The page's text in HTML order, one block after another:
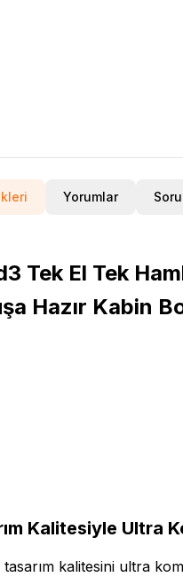
Yorumlar
Tek El Tek
Hazır Kabin
Kalitesiyle Ultra
kalitesini ultra